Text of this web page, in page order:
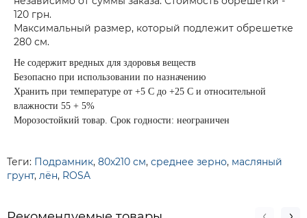
120 грн.
Максимальный размер, который подлежит обрешетке
280 см.
Не содержит вредных для здоровья веществ
Безопасно при использовании по назначению
Хранить при температуре от +5 С до +25 С и относительной
влажности 55 + 5%
Морозостойкий товар. Срок годности: неограничен
Теги: Подрамник, 80х210 см, среднее зерно, масляный
грунт, лён, ROSA